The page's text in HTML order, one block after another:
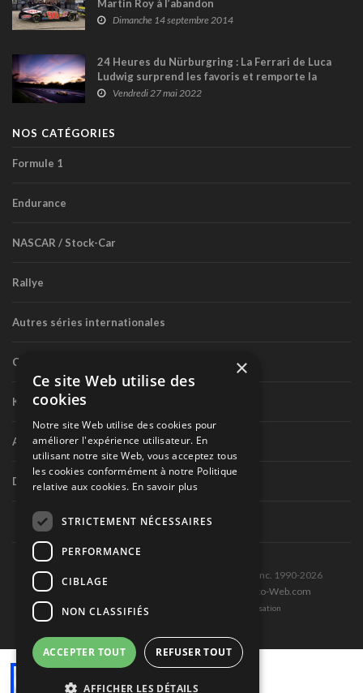
Martin Roy à l’abandon
Dimanche 14 septembre 2014
24 Heures du Nürburgring : La Ferrari de Luca
Ludwig surprend les favoris et remporte la
Super Pole
Vendredi 27 mai 2022
NOS CATÉGORIES
Formule 1
Endurance
NASCAR / Stock-Car
Rallye
Autres séries internationales
Circuit routier canadien
Karting
Autres séries nationales
Divers
Tous droits réservés © Les Éditions Pole-Position inc. 1990-2026
Ce site est produit et hébergé par Montréal-Photo-Web.com
Politique de confidentialité et Conditions d’utilisation
×
Ce site Web utilise des
cookies
Notre site Web utilise des cookies pour
améliorer l'expérience utilisateur. En
utilisant notre site Web, vous acceptez tous
les cookies conformément à notre Politique
relative aux cookies. En savoir plus
STRICTEMENT NÉCESSAIRES
PERFORMANCE
CIBLAGE
NON CLASSIFIÉS
ACCEPTER TOUT REFUSER TOUT
AFFICHER LES DÉTAILS